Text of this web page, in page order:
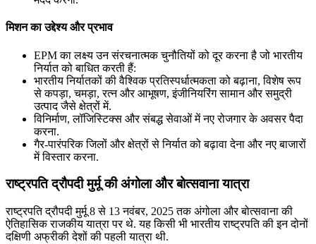
मिशन का उद्देश्य और प्रभाव
EPM का लक्ष्य उन संरचनात्मक चुनौतियों को दूर करना है जो भारतीय
निर्यात को बाधित करती हैं:
भारतीय निर्यातकों की वैश्विक प्रतिस्पर्धात्मकता को बढ़ाना, विशेष रूप
से कपड़ा, चमड़ा, रत्न और आभूषण, इंजीनियरिंग सामान और समुद्री
उत्पाद जैसे क्षेत्रों में.
विनिर्माण, लॉजिस्टिक्स और संबद्ध सेवाओं में नए रोजगार के अवसर पैदा
करना.
गैर-पारंपरिक जिलों और क्षेत्रों से निर्यात को बढ़ावा देना और नए बाजारों
में विस्तार करना.
राष्ट्रपति द्रौपदी मुर्मू की अंगोला और बोत्सवाना यात्रा
राष्ट्रपति द्रौपदी मुर्मू 8 से 13 नवंबर, 2025 तक अंगोला और बोत्सवाना की
ऐतिहासिक राजकीय यात्रा पर थे. यह किसी भी भारतीय राष्ट्रपति की इन दोनों
दक्षिणी अफ्रीकी देशों की पहली यात्रा थी.